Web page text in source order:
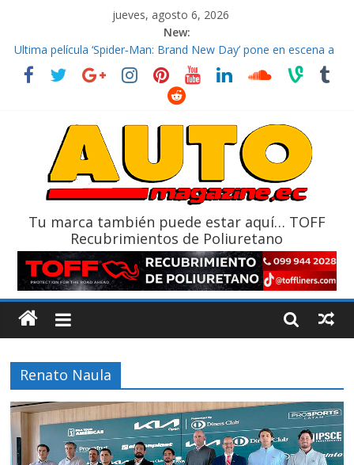
jueves, agosto 6, 2026
New:
El costo de tener un vehículo gana protagonismo a la hora de
decidir
Ultima película ‘Spider‑Man: Brand New Day’ pone en escena a
La Vuelta al Ecuador 2026, edición 47ª, recorre 7 provincias en 8
La FEDAK recibe 12 Sinotruk Bolden para cubrir las rutas de La
Tu marca también puede estar aquí… TOFF
Recubrimientos de Poliuretano
Renato Naula